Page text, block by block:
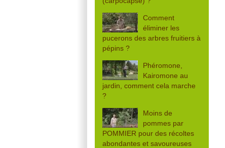
Comment
éliminer les
pucerons des arbres fruitiers à
pépins ?
Phéromone,
Kairomone au
jardin, comment cela marche
?
Moins de
pommes par
POMMIER pour des récoltes
abondantes et savoureuses